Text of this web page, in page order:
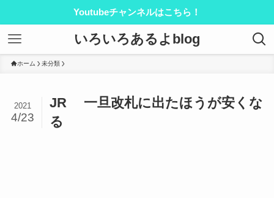
Youtubeチャンネルはこちら！
いろいろあるよblog
ホーム 未分類
JR 一旦改札に出たほうが安くな
る
2021
4/23